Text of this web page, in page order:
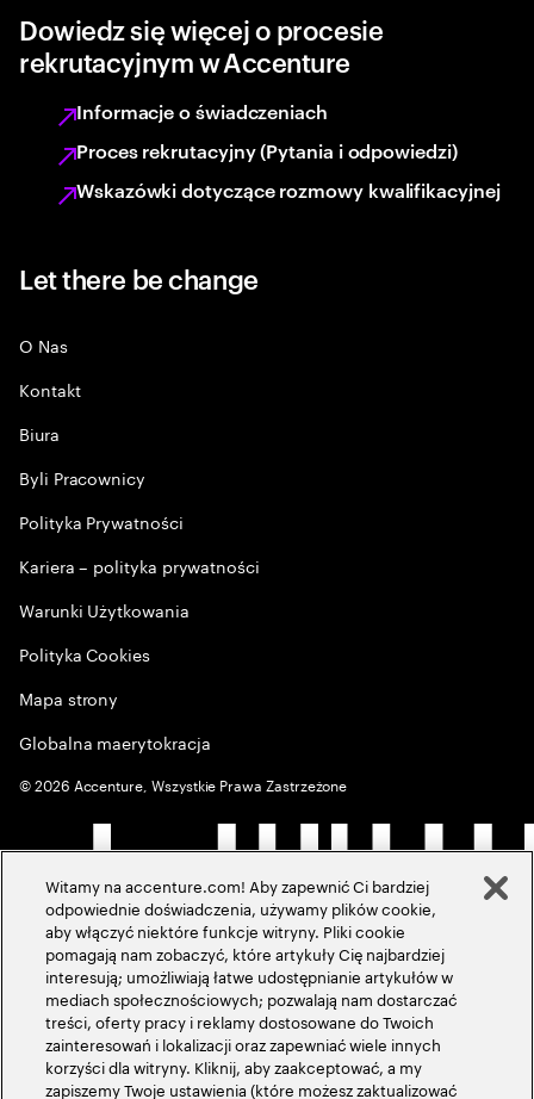
Dowiedz się więcej o procesie
rekrutacyjnym w Accenture
Informacje o świadczeniach
Proces rekrutacyjny (Pytania i odpowiedzi)
Wskazówki dotyczące rozmowy kwalifikacyjnej
Let there be change
O Nas
Kontakt
Biura
Byli Pracownicy
Polityka Prywatności
Kariera – polityka prywatności
Warunki Użytkowania
Polityka Cookies
Mapa strony
Globalna maerytokracja
©2026 Accenture, Wszystkie Prawa Zastrzeżone
Witamy na accenture.com! Aby zapewnić Ci bardziej
odpowiednie doświadczenia, używamy plików cookie,
aby włączyć niektóre funkcje witryny. Pliki cookie
pomagają nam zobaczyć, które artykuły Cię najbardziej
interesują; umożliwiają łatwe udostępnianie artykułów w
mediach społecznościowych; pozwalają nam dostarczać
treści, oferty pracy i reklamy dostosowane do Twoich
zainteresowań i lokalizacji oraz zapewniać wiele innych
korzyści dla witryny. Kliknij, aby zaakceptować, a my
zapiszemy Twoje ustawienia (które możesz zaktualizować